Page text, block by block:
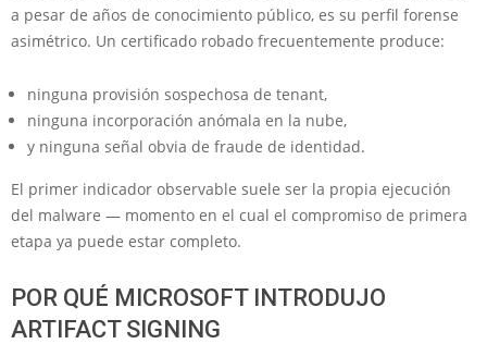
a pesar de años de conocimiento público, es su perfil forense
asimétrico. Un certificado robado frecuentemente produce:
ninguna provisión sospechosa de tenant,
ninguna incorporación anómala en la nube,
y ninguna señal obvia de fraude de identidad.
El primer indicador observable suele ser la propia ejecución
del malware — momento en el cual el compromiso de primera
etapa ya puede estar completo.
POR QUÉ MICROSOFT INTRODUJO
ARTIFACT SIGNING